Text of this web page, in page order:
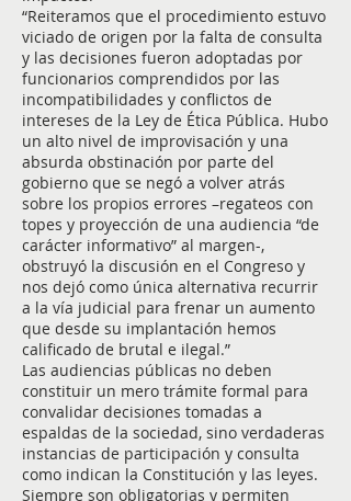
“Reiteramos que el procedimiento estuvo
viciado de origen por la falta de consulta
y las decisiones fueron adoptadas por
funcionarios comprendidos por las
incompatibilidades y conflictos de
intereses de la Ley de Ética Pública. Hubo
un alto nivel de improvisación y una
absurda obstinación por parte del
gobierno que se negó a volver atrás
sobre los propios errores –regateos con
topes y proyección de una audiencia “de
carácter informativo” al margen-,
obstruyó la discusión en el Congreso y
nos dejó como única alternativa recurrir
a la vía judicial para frenar un aumento
que desde su implantación hemos
calificado de brutal e ilegal.”
Las audiencias públicas no deben
constituir un mero trámite formal para
convalidar decisiones tomadas a
espaldas de la sociedad, sino verdaderas
instancias de participación y consulta
como indican la Constitución y las leyes.
Siempre son obligatorias y permiten